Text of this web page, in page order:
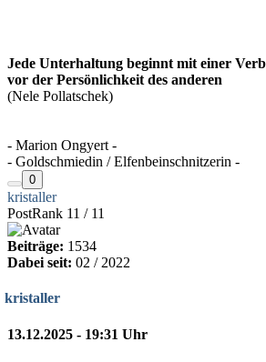
Jede Unterhaltung beginnt mit einer
vor der Persönlichkeit des anderen
(Nele Pollatschek)
- Marion Ongyert -
- Goldschmiedin / Elfenbeinschnitzerin -
0
kristaller
PostRank 11 / 11
Beiträge: 1534
Dabei seit: 02 / 2022
kristaller
13.12.2025 - 19:31 Uhr